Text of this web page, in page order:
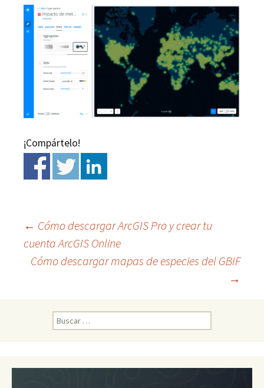
¡Compártelo!
Ir
entrada
← Cómo descargar ArcGIS Pro y crear tu
cuenta ArcGIS Online
Cómo descargar mapas de especies del GBIF
→
B
u
a